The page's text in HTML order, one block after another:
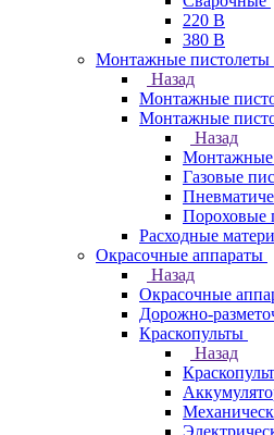
220 В
380 В
Монтажные пистолеты
Назад
Монтажные
Монтажные
Назад
Монтажные
Газовые
Пороховые
Расходные
Окрасочные аппараты
Назад
Окрасочные
Дорожно-
Краскопульты
Назад